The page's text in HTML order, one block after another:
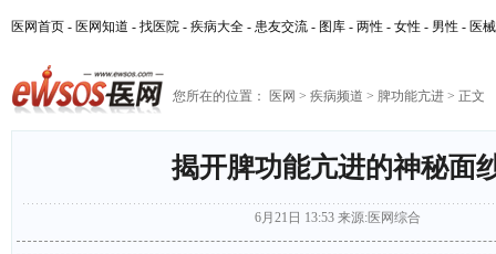
医网首页 - 医网知道 - 找医院 - 疾病大全 - 患友交流 - 图库 - 两性 - 女性 - 男性 - 医
您所在的位置： 医网 > 疾病频道 > 脾功能亢进 > 正文
揭开脾功能亢进的神秘面
6月21日 13:53 来源:医网综合